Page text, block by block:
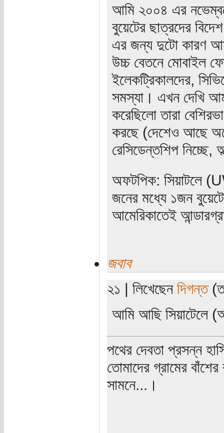
আমি ২০০৪ এর
বুয়েটের ছাত্রদের
এর জন্য দুটো কারণ
উচ্চ বেতনে মোবাইল
ইলেকট্রিকালদের,
সমস্যা। এখন দেখি
করেছিলো তারা
করছে (দেশেও আছে
রেসিডেন্তশিপ
অফটপিক: সিয়াটলে
জনের মধ্যে ১জন
আমেরিকাতেই
জবাব
২১ | লিখেছেন দিগন্ত
আমি আছি সিয়াটেলে
পথের দেবতা প্রসন্ন
তোমাদের গ্রামের
সামনে...।